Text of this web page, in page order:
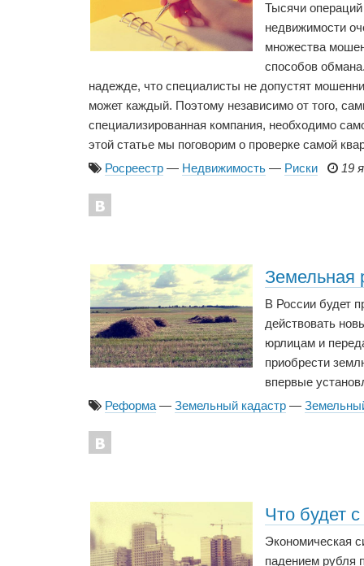
Тысячи
недвижимости
множества
способов
надежде, что специалисты не допустят
может каждый. Поэтому независимо от того,
специализированная компания, необходимо
этой статье мы поговорим о проверке самой
Росреестр — Недвижимость — Риски 19
Земельная
В России будет
действовать
юрлицам и
приобрести
впервые
Реформа — Земельный кадастр —
Что будет
Экономическая
падением рубля